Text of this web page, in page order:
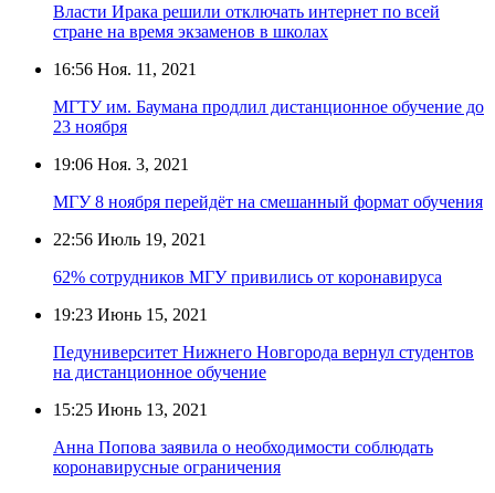
Власти Ирака решили отключать интернет по всей
стране на время экзаменов в школах
16:56 Ноя. 11, 2021
МГТУ им. Баумана продлил дистанционное обучение до
23 ноября
19:06 Ноя. 3, 2021
МГУ 8 ноября перейдёт на смешанный формат обучения
22:56 Июль 19, 2021
62% сотрудников МГУ привились от коронавируса
19:23 Июнь 15, 2021
Педуниверситет Нижнего Новгорода вернул студентов
на дистанционное обучение
15:25 Июнь 13, 2021
Анна Попова заявила о необходимости соблюдать
коронавирусные ограничения